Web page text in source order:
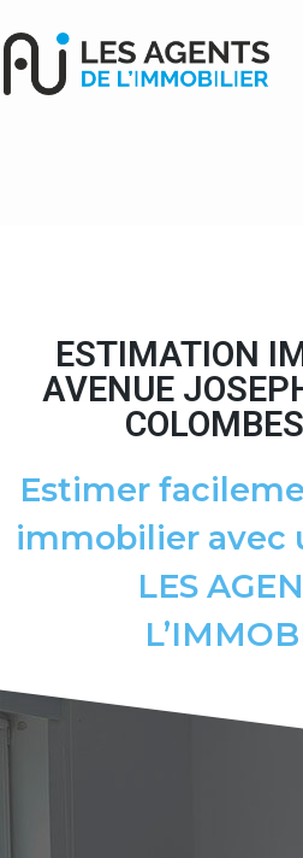
ESTIMATION
AVENUE
Estimer
immobilier avec
LES